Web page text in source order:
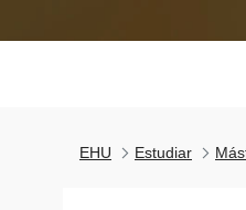
EHU Estudiar